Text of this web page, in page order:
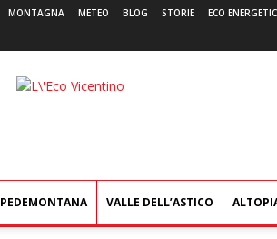
MONTAGNA METEO BLOG STORIE ECO
L'Eco
PEDEMONTANA VALLE DELL’ASTICO